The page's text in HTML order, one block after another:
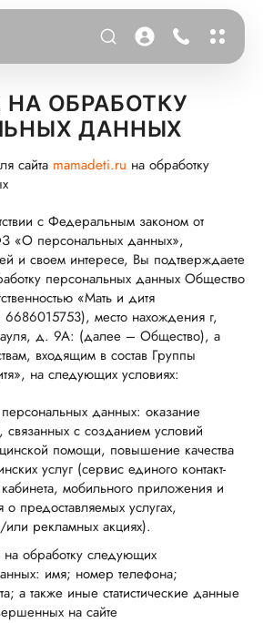
ОБРАБОТКУ
ДАННЫХ
сайта mamadeti.ru на обработку
с Федеральным законом от
«О персональных данных»,
и своем интересе, Вы подтверждаете
персональных данных Общество
«Мать и дитя
место нахождения г,
д. 9А: (далее – Общество), а
входящим в состав Группы
на следующих условиях:
данных: оказание
связанных с созданием условий
помощи, повышение качества
услуг (сервис единого контакт-
мобильного приложения и
предоставляемых услугах,
или рекламных акциях).
на обработку следующих
имя; номер телефона;
а также иные статистические данные
на сайте